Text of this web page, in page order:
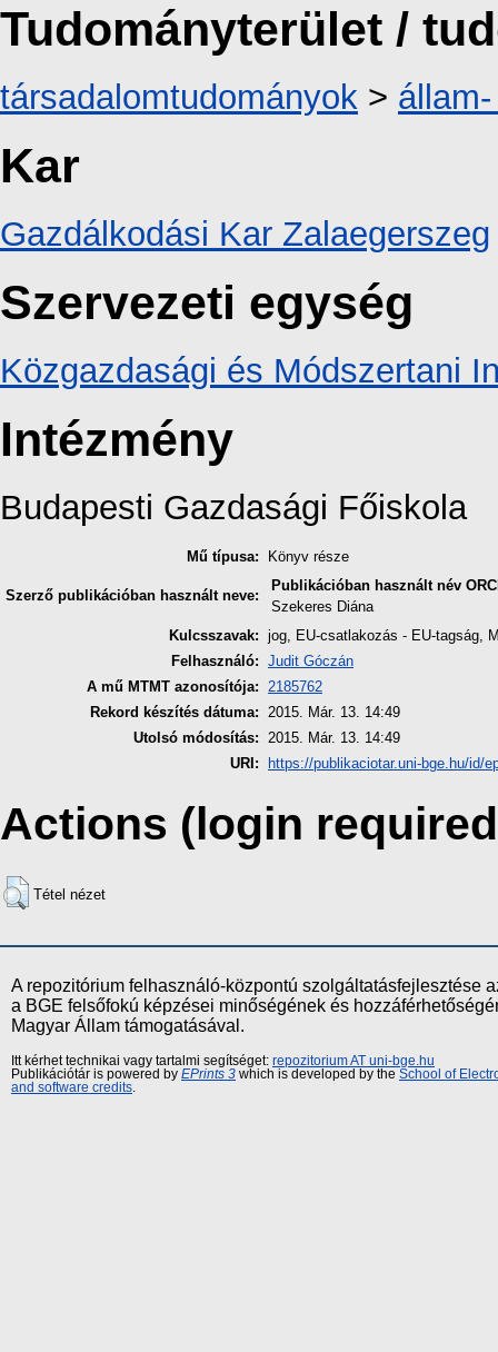
Tudományterület /
társadalomtudományok >
Kar
Gazdálkodási Kar Zalaegerszeg
Szervezeti egység
Közgazdasági és Módszertani
Intézmény
Budapesti Gazdasági Főiskola
Mű típusa: Könyv része
Szerző publikációban használt neve:
Publikációban használt név
Szekeres Diána
Kulcsszavak: jog, EU-csatlakozás - EU-tagság,
Felhasználó: Judit Góczán
A mű MTMT azonosítója: 2185762
Rekord készítés dátuma: 2015. Már. 13. 14:49
Utolsó módosítás: 2015. Már. 13. 14:49
URI:
https://publikaciotar.uni-bge.hu/id/
Actions (login
Tétel nézet
A repozitórium felhasználó-központú szolgáltatásfejlesztése
a BGE felsőfokú képzései minőségének és
Magyar Állam támogatásával.
Itt kérhet technikai vagy tartalmi segítséget: repozitorium AT uni-bge.hu
Publikációtár is powered by EPrints 3 which is developed by the School of
and software credits